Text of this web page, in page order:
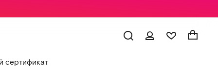
сертификат